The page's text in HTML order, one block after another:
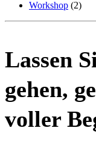
Workshop (2)
Lassen
gehen,
voller